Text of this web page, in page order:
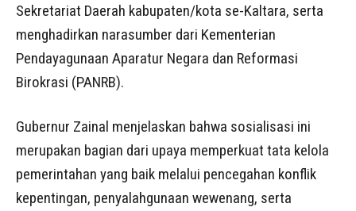
Sekretariat Daerah kabupaten/kota se-Kaltara, serta
menghadirkan narasumber dari Kementerian
Pendayagunaan Aparatur Negara dan Reformasi
Birokrasi (PANRB).
Gubernur Zainal menjelaskan bahwa sosialisasi ini
merupakan bagian dari upaya memperkuat tata kelola
pemerintahan yang baik melalui pencegahan konflik
kepentingan, penyalahgunaan wewenang, serta